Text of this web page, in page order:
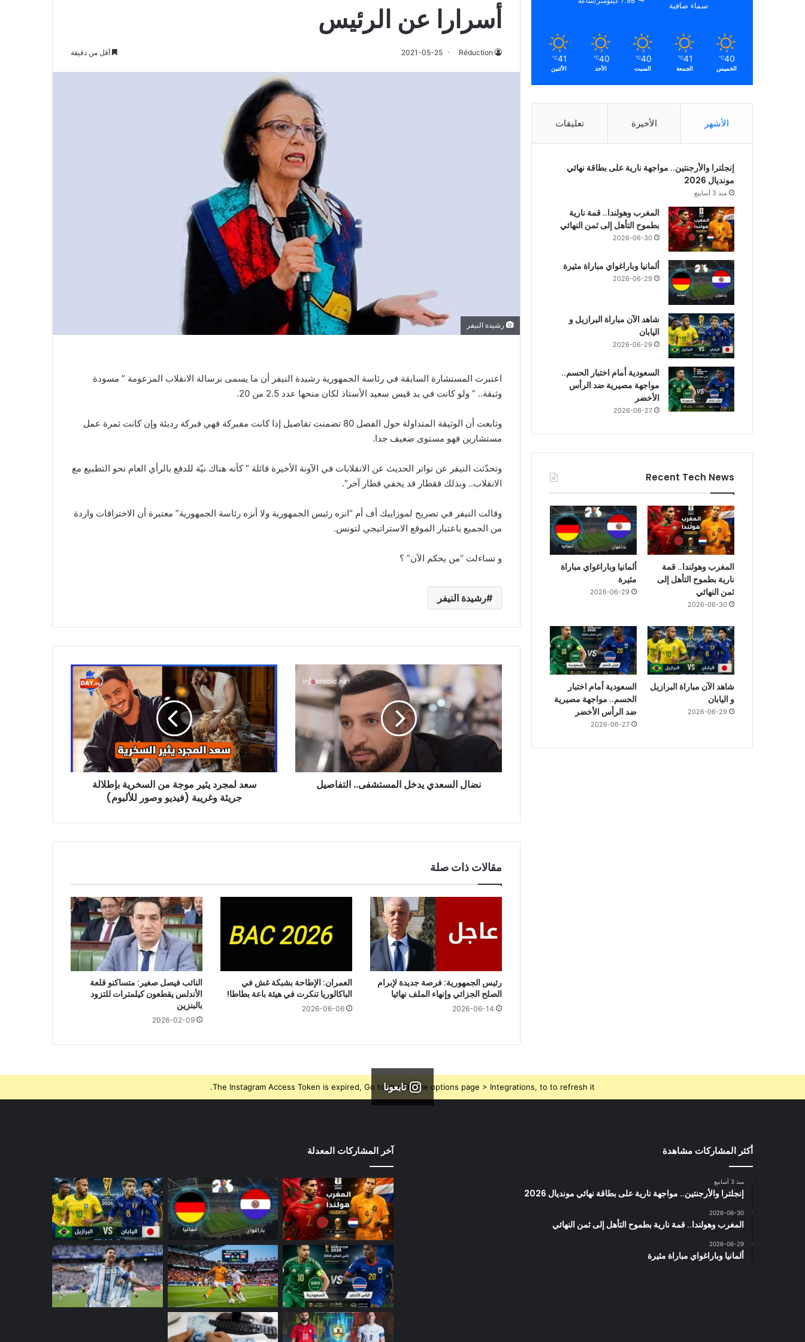
أسرارا عن الرئيس
Réduction
2021-05-25 أقل من دقيقة
رشيدة النيفر
اعتبرت المستشارة السابقة في رئاسة الجمهورية رشيدة النيفر أن ما يسمى برسالة الانقلاب المزعومة ” مسودة
وثيقة.. ” ولو كانت في يد قيس سعيد الأستاذ لكان منحها عدد 2.5 من 20.
وتابعت أن الوثيقة المتداولة حول الفصل 80 تضمنت تفاصيل إذا كانت مفبركة فهي فبركة رديئة وإن كانت ثمرة عمل
مستشارين فهو مستوى ضعيف جدا.
وتحدّثت النيفر عن تواتر الحديث عن الانقلابات في الآونة الأخيرة قائلة ” كأنه هناك نيّة للدفع بالرأي العام نحو التطبيع مع
الانقلاب.. وبذلك فقطار قد يخفي قطار آخر”.
وقالت النيفر في تصريح لموزاييك أف أم “انزه رئيس الجمهورية ولا أنزه رئاسة الجمهورية” معتبرة أن الاختراقات واردة
من الجميع باعتبار الموقع الاستراتيجي لتونس.
و تساءلت “من يحكم الآن” ؟
رشيدة النيفر
نضال
يدخل
المستشفى..
التفاصيل
نضال السعدي يدخل المستشفى.. التفاصيل
سعد
موجة
من
السخرية
بإطلالة
جريئة
وغريبة
سعد لمجرد يثير موجة من السخرية بإطلالة
جريئة وغريبة (فيديو وصور للألبوم)
مقالات ذات صلة
رئيس الجمهورية: فرصة جديدة لإبرام
الصلح الجزائي وإنهاء الملف نهائيا
2026-06-14
العمران: الإطاحة بشبكة غش في
الباكالوريا تنكرت في هيئة باعة بطاطا!
2026-06-06
النائب فيصل صغير: متساكنو قلعة
الأندلس يقطعون كيلمترات للتزود
بالبنزين
2026-02-09
سماء صافية
40
℃
الخميس
41
℃
الجمعة
40
℃
السبت
40
℃
الأحد
41
℃
الأثنين
الأشهر الأخيرة تعليقات
إنجلترا والأرجنتين.. مواجهة نارية على بطاقة نهائي
مونديال 2026
منذ 3 أسابيع
المغرب وهولندا.. قمة نارية
بطموح التأهل إلى ثمن النهائي
2026-06-30
ألمانيا وباراغواي مباراة مثيرة
2026-06-29
شاهد الآن مباراة البرازيل و
اليابان
2026-06-29
السعودية أمام اختبار الحسم..
مواجهة مصيرية ضد الرأس
الأخضر
2026-06-27
Recent Tech News
المغرب وهولندا.. قمة
نارية بطموح التأهل إلى
ثمن النهائي
2026-06-30
ألمانيا وباراغواي مباراة
مثيرة
2026-06-29
شاهد الآن مباراة البرازيل
و اليابان
2026-06-29
السعودية أمام اختبار
الحسم.. مواجهة مصيرية
ضد الرأس الأخضر
2026-06-27
تابعونا
The Instagram Access Token is expired, Go to the Theme options page > Integrations, to to refresh it.
أكثر المشاركات مشاهدة
منذ 3 أسابيع
إنجلترا والأرجنتين.. مواجهة نارية على بطاقة نهائي مونديال 2026
2026-06-30
المغرب وهولندا.. قمة نارية بطموح التأهل إلى ثمن النهائي
2026-06-29
ألمانيا وباراغواي مباراة مثيرة
آخر المشاركات المعدلة